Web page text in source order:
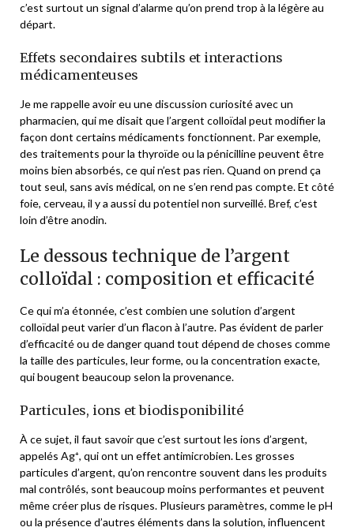
c’est surtout un signal d’alarme qu’on prend trop à la légère au
départ.
Effets secondaires subtils et interactions
médicamenteuses
Je me rappelle avoir eu une discussion curiosité avec un
pharmacien, qui me disait que l’argent colloïdal peut modifier la
façon dont certains médicaments fonctionnent. Par exemple,
des traitements pour la thyroïde ou la pénicilline peuvent être
moins bien absorbés, ce qui n’est pas rien. Quand on prend ça
tout seul, sans avis médical, on ne s’en rend pas compte. Et côté
foie, cerveau, il y a aussi du potentiel non surveillé. Bref, c’est
loin d’être anodin.
Le dessous technique de l’argent
colloïdal : composition et efficacité
Ce qui m’a étonnée, c’est combien une solution d’argent
colloïdal peut varier d’un flacon à l’autre. Pas évident de parler
d’efficacité ou de danger quand tout dépend de choses comme
la taille des particules, leur forme, ou la concentration exacte,
qui bougent beaucoup selon la provenance.
Particules, ions et biodisponibilité
À ce sujet, il faut savoir que c’est surtout les ions d’argent,
appelés Ag⁺, qui ont un effet antimicrobien. Les grosses
particules d’argent, qu’on rencontre souvent dans les produits
mal contrôlés, sont beaucoup moins performantes et peuvent
même créer plus de risques. Plusieurs paramètres, comme le pH
ou la présence d’autres éléments dans la solution, influencent